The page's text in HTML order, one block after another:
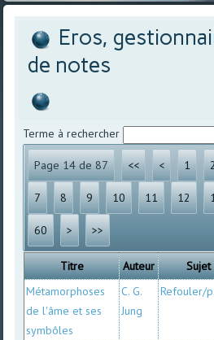
Eros,
de notes
Terme à rechercher
Page 14 de 87 << < 1
7 8 9 10 11 12
60 > >>
Titre Auteur Sujet
Métamorphoses
de l'âme et ses
symbôles
C. G.
Jung
Refouler/